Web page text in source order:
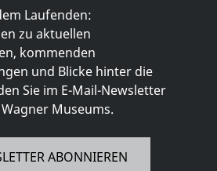
Laufenden:
zu aktuellen
kommenden
und Blicke hinter die
Sie im E-Mail-Newsletter
Museums.
ABONNIEREN